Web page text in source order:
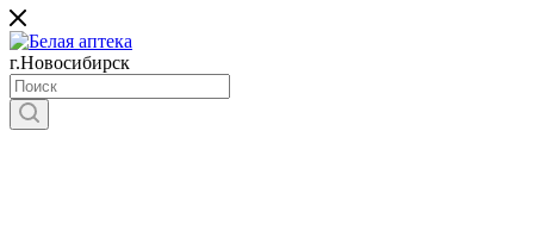
г.Новосибирск